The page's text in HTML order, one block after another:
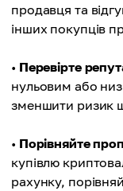
продавця та
інших покупців
• Перевірте
нульовим або
зменшити ризик
• Порівняйте
купівлю
рахунку,